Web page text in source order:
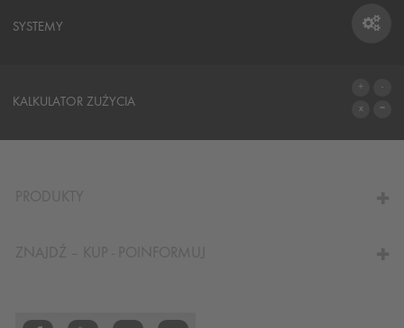
SYSTEMY
KALKULATOR ZUŻYCIA